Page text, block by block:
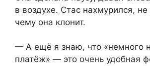
в воздухе. Стас нахмурился,
чему она клонит.
— А ещё я знаю, что «немного
платёж» — это очень удобная